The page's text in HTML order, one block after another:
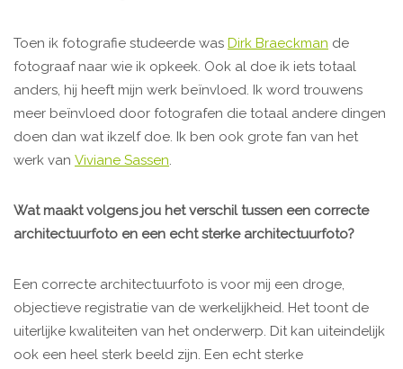
Toen ik fotografie studeerde was Dirk Braeckman de
fotograaf naar wie ik opkeek. Ook al doe ik iets totaal
anders, hij heeft mijn werk beïnvloed. Ik word trouwens
meer beïnvloed door fotografen die totaal andere dingen
doen dan wat ikzelf doe. Ik ben ook grote fan van het
werk van Viviane Sassen.
Wat maakt volgens jou het verschil tussen een correcte
architectuurfoto en een echt sterke architectuurfoto?
Een correcte architectuurfoto is voor mij een droge,
objectieve registratie van de werkelijkheid. Het toont de
uiterlijke kwaliteiten van het onderwerp. Dit kan uiteindelijk
ook een heel sterk beeld zijn. Een echt sterke